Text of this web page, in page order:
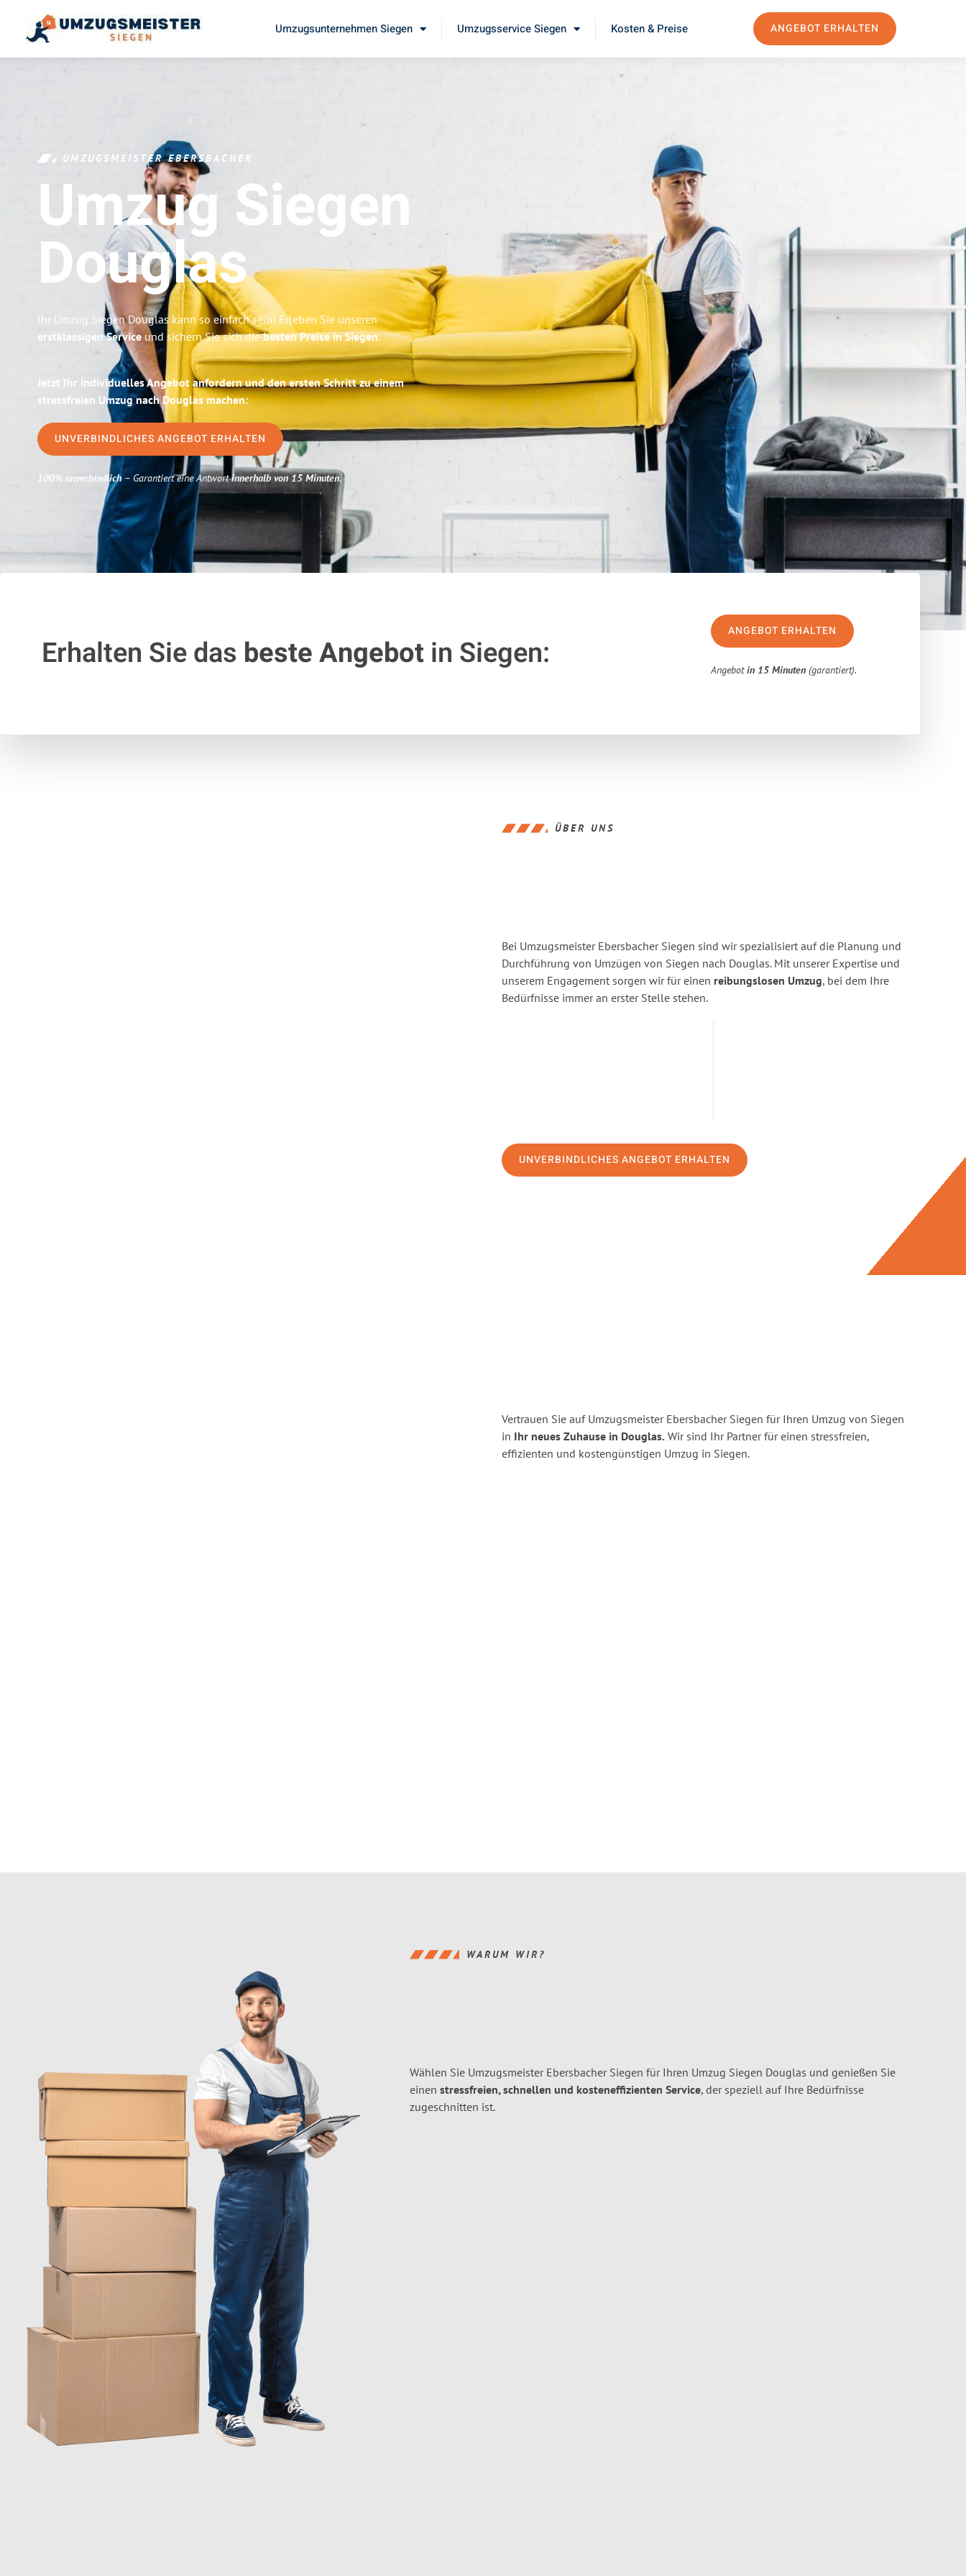
Umzugsunternehmen Siegen Umzugsservice Siegen Kosten & Preise ANGEBOT ERHALTEN
UMZUGSMEISTER EBERSBACHER
Umzug Siegen
Douglas
Ihr Umzug Siegen Douglas kann so einfach sein! Erleben Sie unseren
erstklassigen Service und sichern Sie sich diebesten Preise in Siegen.
Jetzt Ihr individuelles Angebot anfordern und den ersten Schritt zu einem
stressfreien Umzug nach Douglas machen:
UNVERBINDLICHES ANGEBOT ERHALTEN
100% unverbindlich– Garantiert eine Antwortinnerhalb von 15 Minuten.
Erhalten Sie das beste Angebotin Siegen:
ANGEBOT ERHALTEN
Angebotin 15 Minuten (garantiert).
ÜBER UNS
Bei Umzugsmeister Ebersbacher Siegen sind wir spezialisiert auf die Planung und
Durchführung von Umzügen von Siegen nach Douglas. Mit unserer Expertise und
unserem Engagement sorgen wir für einen reibungslosen Umzug, bei dem Ihre
Bedürfnisse immer an erster Stelle stehen.
UNVERBINDLICHES ANGEBOT ERHALTEN
Vertrauen Sie auf Umzugsmeister Ebersbacher Siegen für Ihren Umzug von Siegen
in Ihr neues Zuhause in Douglas. Wir sind Ihr Partner für einen stressfreien,
effizienten und kostengünstigen Umzug in Siegen.
WARUM WIR?
Wählen Sie Umzugsmeister Ebersbacher Siegen für Ihren Umzug Siegen Douglas und genießen Sie
einen stressfreien, schnellen und kosteneffizienten Service, der speziell auf Ihre Bedürfnisse
zugeschnitten ist.